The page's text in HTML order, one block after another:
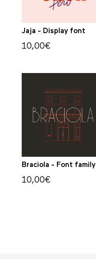
Jaja - Display font
10,00€
Braciola - Font family
10,00€